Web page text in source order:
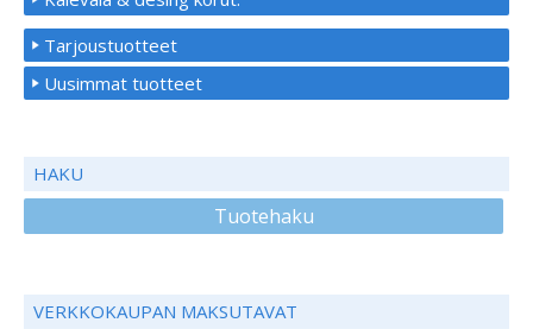
Tarjoustuotteet
Uusimmat tuotteet
HAKU
Tuotehaku
VERKKOKAUPAN MAKSUTAVAT